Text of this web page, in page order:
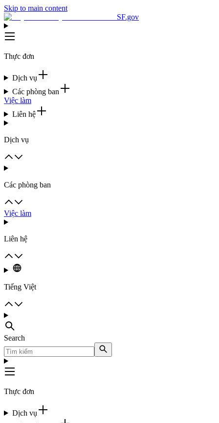
Skip to main content
SF.gov
Thực đơn
Dịch vụ
Các phòng ban
Việc làm
Liên hệ
Dịch vụ
Các phòng ban
Việc làm
Liên hệ
Tiếng Việt
Search
Thực đơn
Dịch vụ